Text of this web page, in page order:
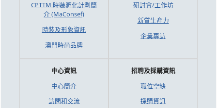
CPTTM 時裝孵化計劃簡
介 (MaConsef)
時裝及形象資訊
澳門時尚品牌
研討會/工作坊
新質生產力
企業專訪
中心資訊
中心簡介
訪問和交流
招聘及採購資訊
職位空缺
採購資訊